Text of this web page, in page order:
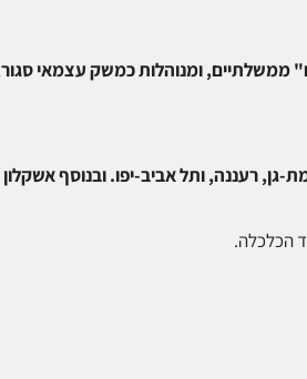
ממשלתיים, ומנוהלות כמשק עצמאי
גן, רעננה, ותל אביב-יפו.ובנוסף
הכלכלה.